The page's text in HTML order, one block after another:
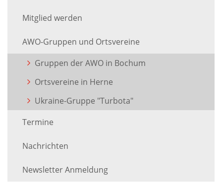
Mitglied werden
AWO-Gruppen und Ortsvereine
Gruppen der AWO in Bochum
Ortsvereine in Herne
Ukraine-Gruppe "Turbota"
Termine
Nachrichten
Newsletter Anmeldung